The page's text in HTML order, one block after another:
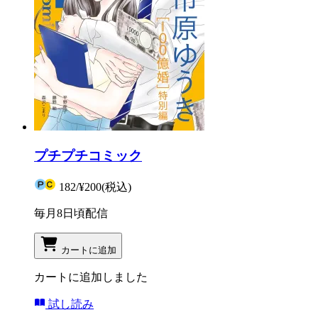
プチプチコミック
182/¥200(税込)
毎月8日頃配信
カートに追加
カートに追加しました
試し読み